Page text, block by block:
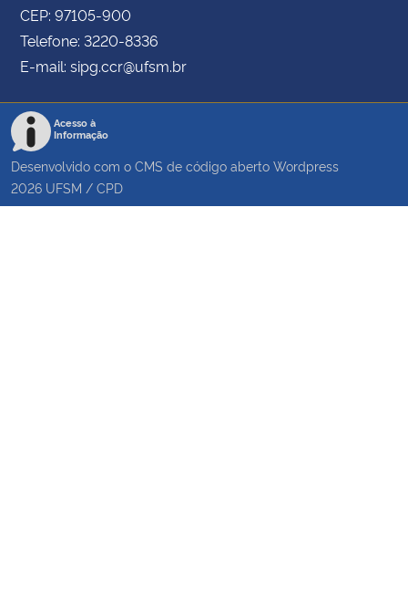
CEP: 97105-900
Telefone: 3220-8336
E-mail: sipg.ccr@ufsm.br
Acesso à
Informação
Desenvolvido com o CMS de código aberto Wordpress
2026 UFSM / CPD